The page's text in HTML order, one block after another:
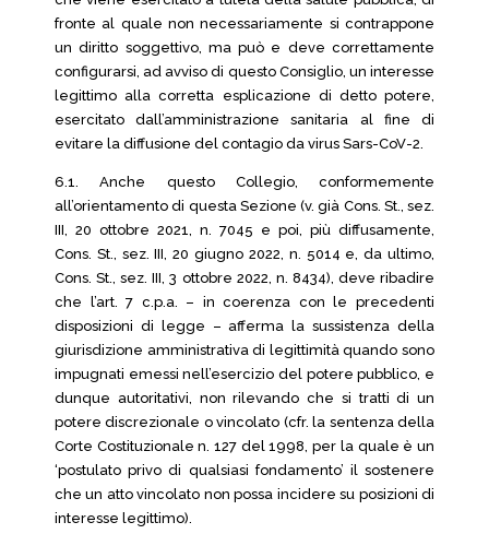
fronte al quale non necessariamente si contrappone
un diritto soggettivo, ma può e deve correttamente
configurarsi, ad avviso di questo Consiglio, un interesse
legittimo alla corretta esplicazione di detto potere,
esercitato dall’amministrazione sanitaria al fine di
evitare la diffusione del contagio da virus Sars-CoV-2.
6.1. Anche questo Collegio, conformemente
all’orientamento di questa Sezione (v. già Cons. St., sez.
III, 20 ottobre 2021, n. 7045 e poi, più diffusamente,
Cons. St., sez. III, 20 giugno 2022, n. 5014 e, da ultimo,
Cons. St., sez. III, 3 ottobre 2022, n. 8434), deve ribadire
che l’art. 7 c.p.a. – in coerenza con le precedenti
disposizioni di legge – afferma la sussistenza della
giurisdizione amministrativa di legittimità quando sono
impugnati emessi nell’esercizio del potere pubblico, e
dunque autoritativi, non rilevando che si tratti di un
potere discrezionale o vincolato (cfr. la sentenza della
Corte Costituzionale n. 127 del 1998, per la quale è un
‘postulato privo di qualsiasi fondamento’ il sostenere
che un atto vincolato non possa incidere su posizioni di
interesse legittimo).